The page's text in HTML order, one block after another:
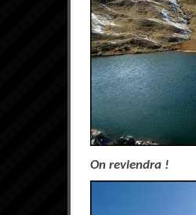
On reviendra !